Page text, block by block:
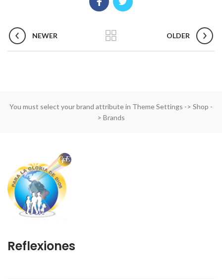
NEWER OLDER
You must select your brand attribute in Theme Settings -> Shop -
> Brands
Reflexiones